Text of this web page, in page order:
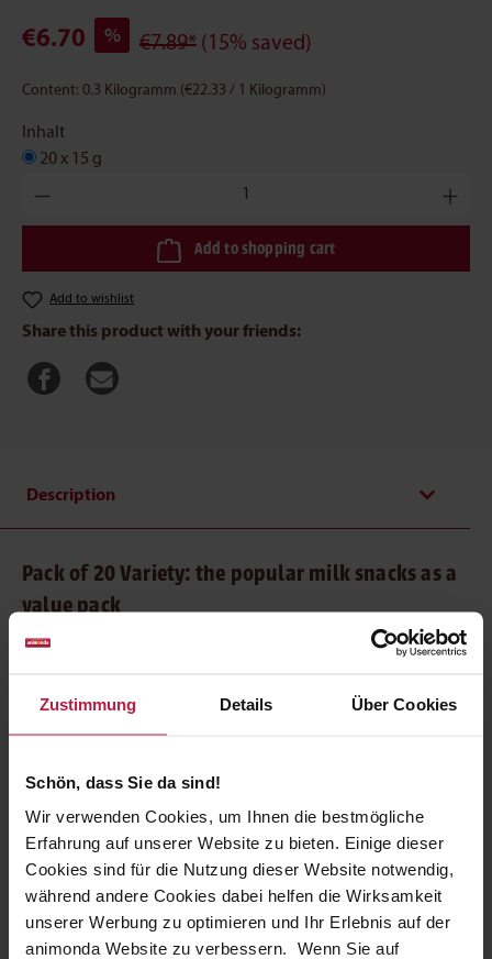
Zustimmung Details Über Cookies
Schön, dass Sie da sind!
Wir verwenden Cookies, um Ihnen die bestmögliche
Erfahrung auf unserer Website zu bieten. Einige dieser
Cookies sind für die Nutzung dieser Website notwendig,
während andere Cookies dabei helfen die Wirksamkeit
unserer Werbung zu optimieren und Ihr Erlebnis auf der
animonda Website zu verbessern. Wenn Sie auf
€6.70 % €7.89* (15% saved)
Content: 0.3 Kilogramm (€22.33 / 1 Kilogramm)
Inhalt
20 x 15 g
Product Quantity: Enter the desired amount or use the buttons
Add to shopping cart
Add to wishlist
Share this product with your friends:
Description
Pack of 20 Variety: the popular milk snacks as a
value pack
A tasty selection for cats who love milk snacks:
the pack of 20
value pack makes it easy to treat your cat to a delicious
single-serve cup at any time.
The pack of 20 Varietymilk snacks
vegetables, Happy with vitamins, Passion with tropical fruits
and Adventure with wild berries. Always light and easy to
serve.
Feeding recommendation